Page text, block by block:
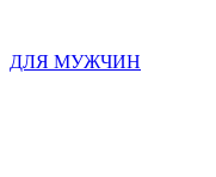
ДЛЯ МУЖЧИН